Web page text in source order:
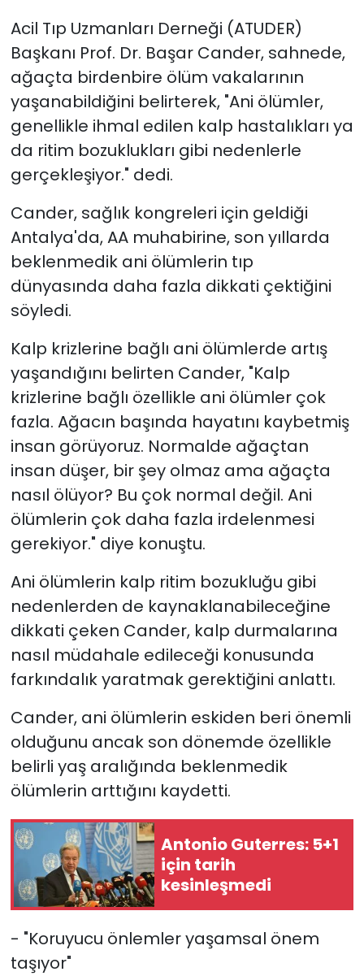
Acil Tıp Uzmanları Derneği (ATUDER)
Başkanı Prof. Dr. Başar Cander, sahnede,
ağaçta birdenbire ölüm vakalarının
yaşanabildiğini belirterek, "Ani ölümler,
genellikle ihmal edilen kalp hastalıkları ya
da ritim bozuklukları gibi nedenlerle
gerçekleşiyor." dedi.
Cander, sağlık kongreleri için geldiği
Antalya'da, AA muhabirine, son yıllarda
beklenmedik ani ölümlerin tıp
dünyasında daha fazla dikkati çektiğini
söyledi.
Kalp krizlerine bağlı ani ölümlerde artış
yaşandığını belirten Cander, "Kalp
krizlerine bağlı özellikle ani ölümler çok
fazla. Ağacın başında hayatını kaybetmiş
insan görüyoruz. Normalde ağaçtan
insan düşer, bir şey olmaz ama ağaçta
nasıl ölüyor? Bu çok normal değil. Ani
ölümlerin çok daha fazla irdelenmesi
gerekiyor." diye konuştu.
Ani ölümlerin kalp ritim bozukluğu gibi
nedenlerden de kaynaklanabileceğine
dikkati çeken Cander, kalp durmalarına
nasıl müdahale edileceği konusunda
farkındalık yaratmak gerektiğini anlattı.
Cander, ani ölümlerin eskiden beri önemli
olduğunu ancak son dönemde özellikle
belirli yaş aralığında beklenmedik
ölümlerin arttığını kaydetti.
Antonio Guterres: 5+1
için tarih
kesinleşmedi
- "Koruyucu önlemler yaşamsal önem
taşıyor"
Spor
Teknoloji
TÜRKiYE
Video Galeri
YAŞAM
Yazarlar